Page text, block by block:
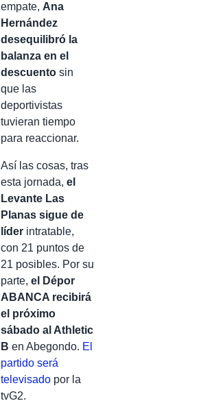
empate, Ana
Hernández
desequilibró la
balanza en el
descuento sin
que las
deportivistas
tuvieran tiempo
para reaccionar.
Así las cosas, tras
esta jornada, el
Levante Las
Planas sigue de
líder intratable,
con 21 puntos de
21 posibles. Por su
parte, el Dépor
ABANCA recibirá
el próximo
sábado al Athletic
B en Abegondo. El
partido será
televisado por la
tvG2.